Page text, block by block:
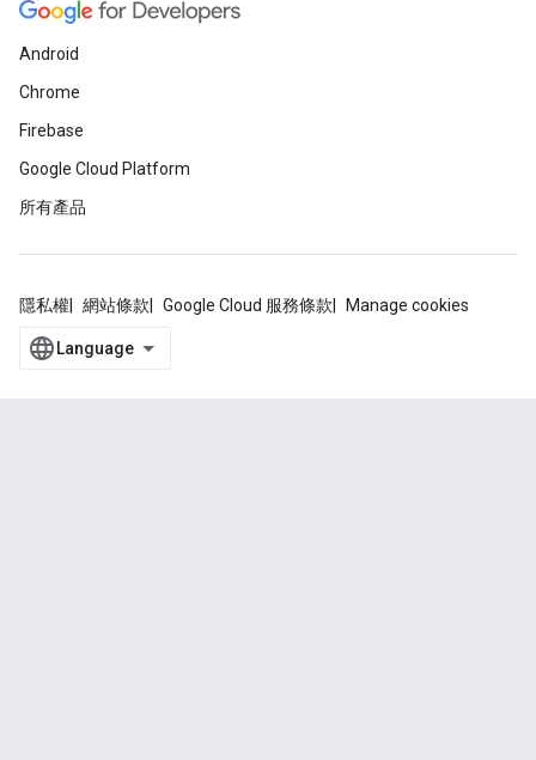
Android
Chrome
Firebase
Google Cloud Platform
所有產品
隱私權 網站條款 Google Cloud 服務條款 Manage cookies